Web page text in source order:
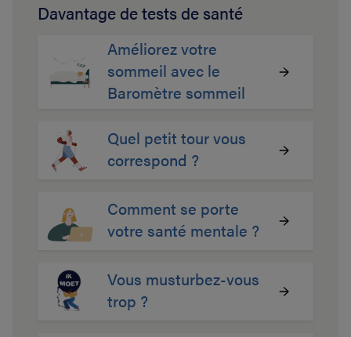
Davantage de tests de santé
Améliorez votre
sommeil avec le
Baromètre sommeil
Quel petit tour vous
correspond ?
Comment se porte
votre santé mentale ?
Vous musturbez-vous
trop ?